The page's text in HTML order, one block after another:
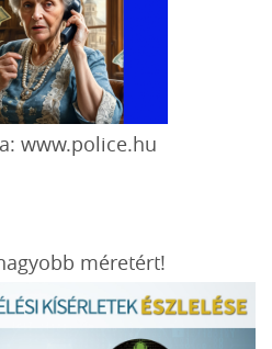
www.police.hu
méretért!